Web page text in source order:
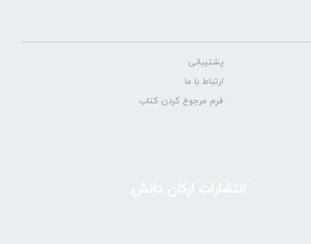
پشتیبانی
ارتباط با ما
فرم مرجوع کردن کتاب